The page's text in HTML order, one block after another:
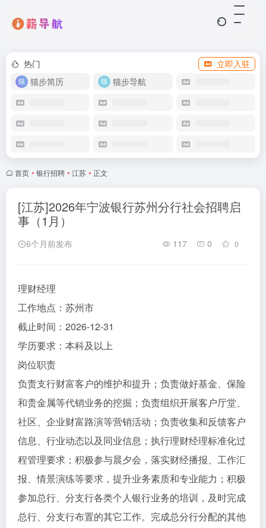
热门
立即入驻
猫步简历
猫步导航
首页 • 银行招聘 • 江苏 • 正文
[江苏]2026年宁波银行苏州分行社会招聘启
事（1月）
6个月前发布 117 0 0
理财经理
工作地点：苏州市
截止时间：2026-12-31
学历要求：本科及以上
岗位职责
负责支行财富客户的维护和提升；负责做好基金、保险
和贵金属等代销业务的挖掘；负责组织开展客户厅堂、
社区、企业财富路演等营销活动；负责收集和反馈客户
信息、行业动态以及同业信息；执行理财经理标准化过
程管理要求；积极参与晨夕会，落实财经播报、工作汇
报、情景演练等要求，提升业务素质和专业能力；积极
参加总行、分支行各类个人银行业务的培训，及时完成
总行、分支行布置的其它工作。完成总分行分配的其他